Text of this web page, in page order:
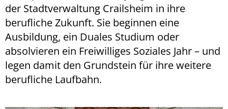
der Stadtverwaltung Crailsheim in ihre
berufliche Zukunft. Sie beginnen eine
Ausbildung, ein Duales Studium oder
absolvieren ein Freiwilliges Soziales Jahr – und
legen damit den Grundstein für ihre weitere
berufliche Laufbahn.